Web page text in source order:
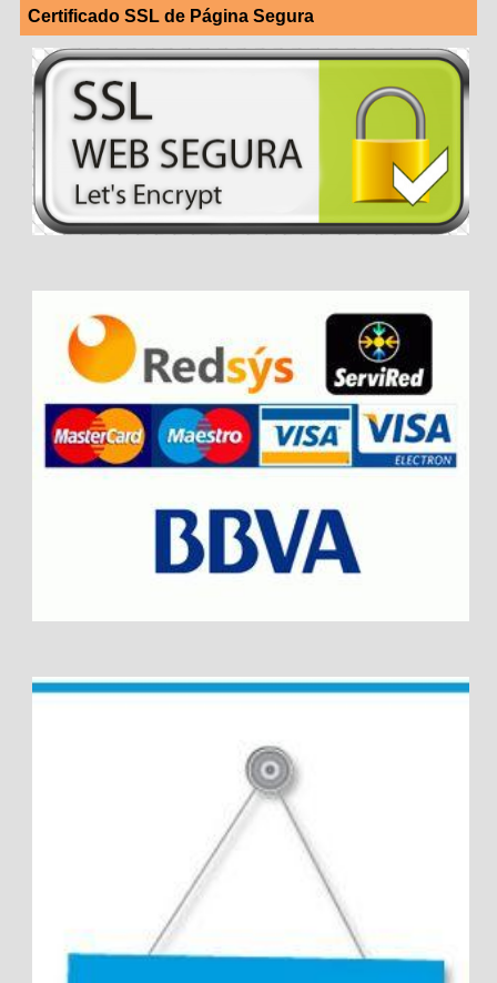
Certificado SSL de Página Segura